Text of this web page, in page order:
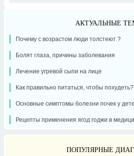
АКТУАЛЬНЫЕ
Почему с возрастом люди толстеют ?
Болят глаза, причины заболевания
Лечение угревой сыпи на лице
Как правильно питаться, чтобы похудеть?
Основные симптомы болезни почек у
Рецепты применения ягод годжи в
ПОПУЛЯРНЫЕ